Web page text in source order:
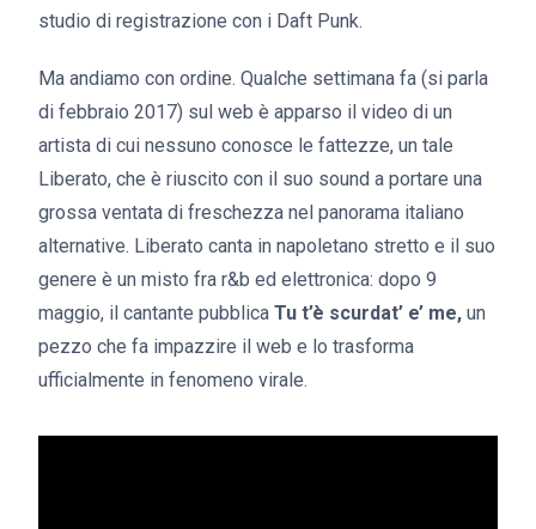
studio di registrazione con i Daft Punk.
Ma andiamo con ordine. Qualche settimana fa (si parla
di febbraio 2017) sul web è apparso il video di un
artista di cui nessuno conosce le fattezze, un tale
Liberato, che è riuscito con il suo sound a portare una
grossa ventata di freschezza nel panorama italiano
alternative. Liberato canta in napoletano stretto e il suo
genere è un misto fra r&b ed elettronica: dopo 9
maggio, il cantante pubblica Tu t’è scurdat’ e’ me, un
pezzo che fa impazzire il web e lo trasforma
ufficialmente in fenomeno virale.